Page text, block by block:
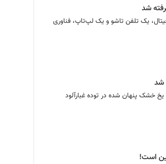
شد
یک تلفن تاشو و یک لپ‌تاپ، فناوری
شد
یخ خشک پنهان شده در توده غبارآلود
است!